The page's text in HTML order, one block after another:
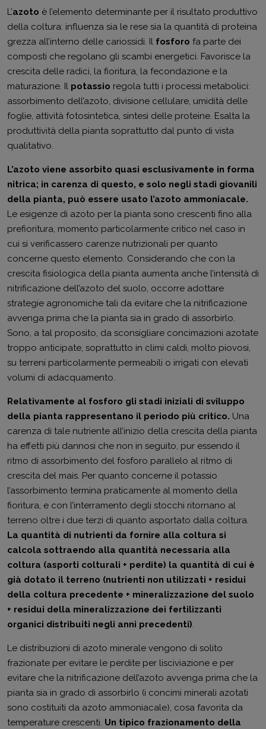
L’azoto è l’elemento determinante per il risultato produttivo
della coltura: influenza sia le rese sia la quantità di proteina
grezza all’interno delle cariossidi. Il fosforo fa parte dei
composti che regolano gli scambi energetici. Favorisce la
crescita delle radici, la fioritura, la fecondazione e la
maturazione. Il potassio regola tutti i processi metabolici:
assorbimento dell’azoto, divisione cellulare, umidità delle
foglie, attività fotosintetica, sintesi delle proteine. Esalta la
produttività della pianta soprattutto dal punto di vista
qualitativo.
L’azoto viene assorbito quasi esclusivamente in forma
nitrica; in carenza di questo, e solo negli stadi giovanili
della pianta, può essere usato l’azoto ammoniacale.
Le esigenze di azoto per la pianta sono crescenti fino alla
prefioritura, momento particolarmente critico nel caso in
cui si verificassero carenze nutrizionali per quanto
concerne questo elemento. Considerando che con la
crescita fisiologica della pianta aumenta anche l’intensità di
nitrificazione dell’azoto del suolo, occorre adottare
strategie agronomiche tali da evitare che la nitrificazione
avvenga prima che la pianta sia in grado di assorbirlo.
Sono, a tal proposito, da sconsigliare concimazioni azotate
troppo anticipate, soprattutto in climi caldi, molto piovosi,
su terreni particolarmente permeabili o irrigati con elevati
volumi di adacquamento.
Relativamente al fosforo gli stadi iniziali di sviluppo
della pianta rappresentano il periodo più critico. Una
carenza di tale nutriente all’inizio della crescita della pianta
ha effetti più dannosi che non in seguito, pur essendo il
ritmo di assorbimento del fosforo parallelo al ritmo di
crescita del mais. Per quanto concerne il potassio
l’assorbimento termina praticamente al momento della
fioritura, e con l’interramento degli stocchi ritornano al
terreno oltre i due terzi di quanto asportato dalla coltura.
La quantità di nutrienti da fornire alla coltura si
calcola sottraendo alla quantità necessaria alla
coltura (asporti colturali + perdite) la quantità di cui è
già dotato il terreno (nutrienti non utilizzati + residui
della coltura precedente + mineralizzazione del suolo
+ residui della mineralizzazione dei fertilizzanti
organici distribuiti negli anni precedenti).
Le distribuzioni di azoto minerale vengono di solito
frazionate per evitare le perdite per lisciviazione e per
evitare che la nitrificazione dell’azoto avvenga prima che la
pianta sia in grado di assorbirlo (i concimi minerali azotati
sono costituiti da azoto ammoniacale), cosa favorita da
temperature crescenti. Un tipico frazionamento della